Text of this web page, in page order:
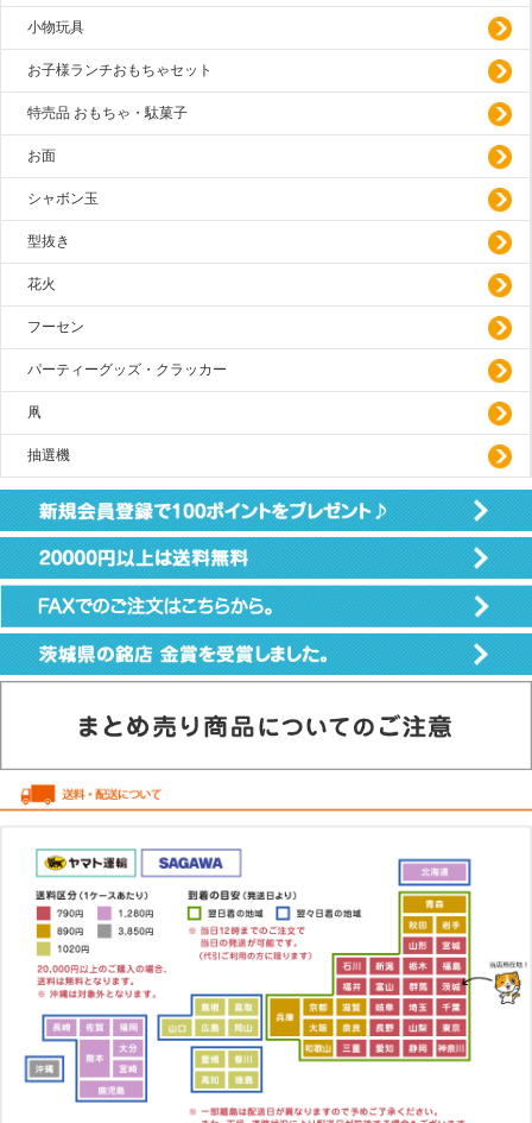
小物玩具
お子様ランチおもちゃセット
特売品 おもちゃ・駄菓子
お面
シャボン玉
型抜き
花火
フーセン
パーティーグッズ・クラッカー
凧
抽選機